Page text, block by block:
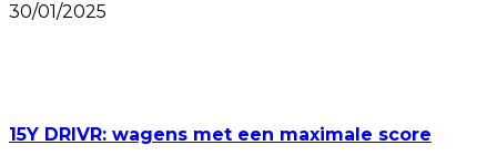
30/01/2025
15Y DRIVR: wagens met een maximale score